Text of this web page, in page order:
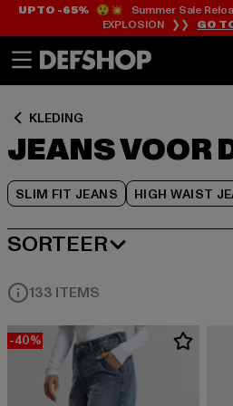
Ga
naar
Ga
naar
UP TO -65%😲💥 Summer Sale
EXPLOSION ❯❯ GO
KLEDING
JEANS VOOR
SLIM FIT JEANS HIGH WAIST
Ga
naar
SORTEER
MEEST POPULAIRE
133 ITEMS
-40%